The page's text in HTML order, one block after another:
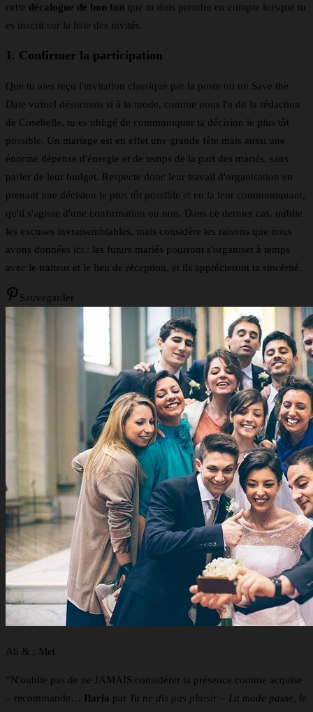
cette décalogue de bon ton que tu dois prendre en compte lorsque tu
es inscrit sur la liste des invités.
1. Confirmer la participation
Que tu aies reçu l'invitation classique par la poste ou un Save the
Date virtuel désormais si à la mode, comme nous l'a dit la rédaction
de Cosebelle, tu es obligé de communiquer ta décision le plus tôt
possible. Un mariage est en effet une grande fête mais aussi une
énorme dépense d'énergie et de temps de la part des mariés, sans
parler de leur budget. Respecte donc leur travail d'organisation en
prenant une décision le plus tôt possible et en la leur communiquant,
qu'il s'agisse d'une confirmation ou non. Dans ce dernier cas, oublie
les excuses invraisemblables, mais considère les raisons que nous
avons données ici : les futurs mariés pourront s'organiser à temps
avec le traiteur et le lieu de réception, et ils apprécieront ta sincérité.
Sauvegarder
Ali & ; Met
“N'oublie pas de ne JAMAIS considérer ta présence comme acquise
– recommande… Ilaria par Tu ne dis pas plaisir – La mode passe, le